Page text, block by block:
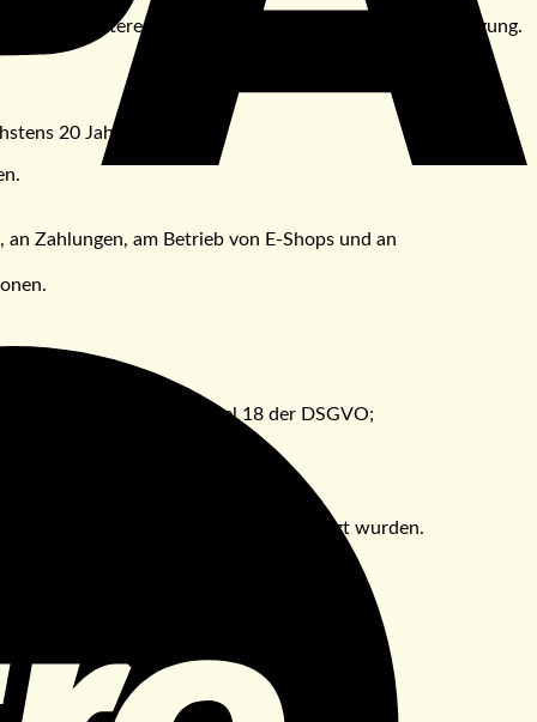
gibt die interessierte Partei ihre ausdrückliche Einwilligung.
20 Jahre.
Zahlungen, am Betrieb von E-Shops und an
Verarbeitung laut Artikel 18 der DSGVO;
falls die Datenschutzrechte verletzt wurden.